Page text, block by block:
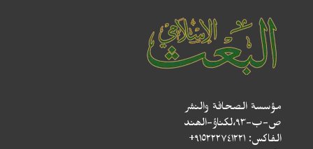
مؤسسة الصحافة والنشر
ص-ب-۹۳،لکناؤ-الھند
الفاكس: ٩١٥٢٢٢٧٤١٢٢١+